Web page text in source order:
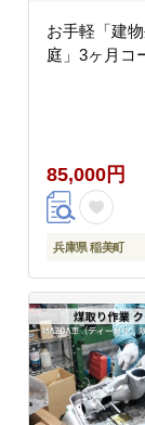
お手軽「建
庭」3ヶ月コ
85,000円
兵庫県 稲美町